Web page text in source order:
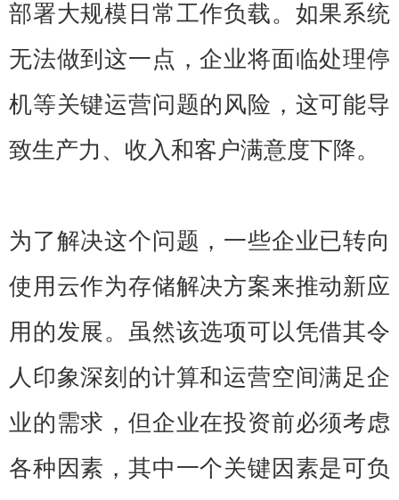
部署大规模日常工作负载。如果系统
无法做到这一点，企业将面临处理停
机等关键运营问题的风险，这可能导
致生产力、收入和客户满意度下降。
为了解决这个问题，一些企业已转向
使用云作为存储解决方案来推动新应
用的发展。虽然该选项可以凭借其令
人印象深刻的计算和运营空间满足企
业的需求，但企业在投资前必须考虑
各种因素，其中一个关键因素是可负